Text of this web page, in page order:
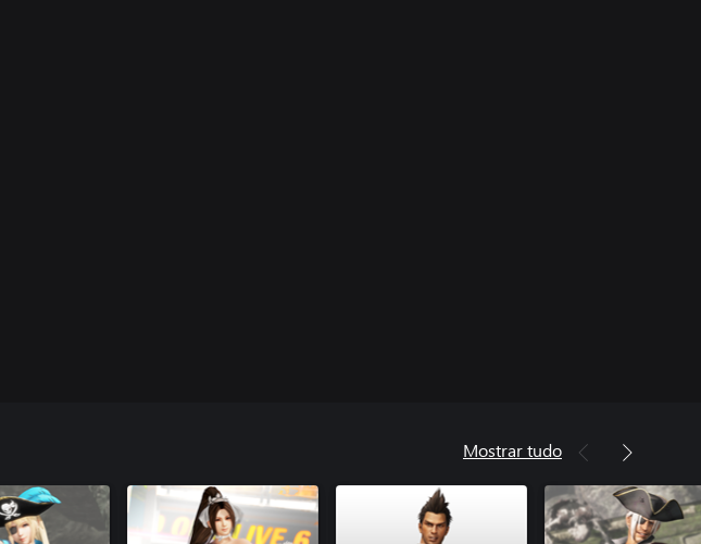
Mostrar tudo